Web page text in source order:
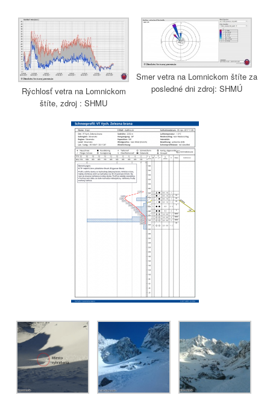
Rýchlosť vetra na Lomnickom
štíte, zdroj : SHMU
Smer vetra na Lomnickom štíte za
posledné dni zdroj: SHMÚ